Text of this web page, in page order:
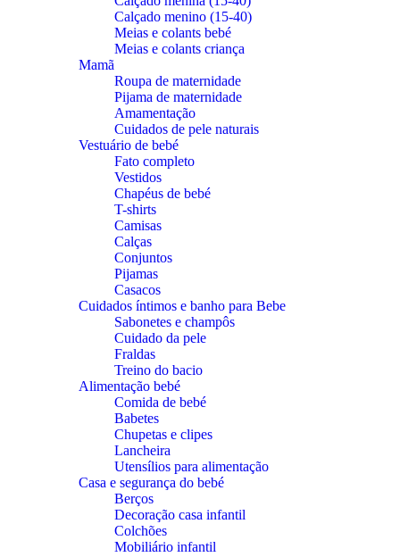
Calçado menino (15-40)
Meias e colants bebé
Meias e colants criança
Mamã
Roupa de maternidade
Pijama de maternidade
Amamentação
Cuidados de pele naturais
Vestuário de bebé
Fato completo
Vestidos
Chapéus de bebé
T-shirts
Camisas
Calças
Conjuntos
Pijamas
Casacos
Cuidados íntimos e banho para Bebe
Sabonetes e champôs
Cuidado da pele
Fraldas
Treino do bacio
Alimentação bebé
Comida de bebé
Babetes
Chupetas e clipes
Lancheira
Utensílios para alimentação
Casa e segurança do bebé
Berços
Decoração casa infantil
Colchões
Mobiliário infantil